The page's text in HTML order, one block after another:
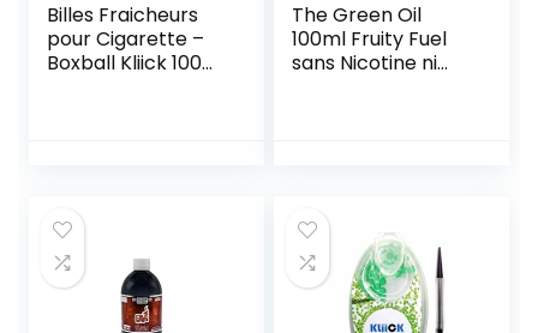
Billes Fraicheurs
pour Cigarette –
Boxball Kliick 100
The Green Oil
100ml Fruity Fuel
sans Nicotine ni